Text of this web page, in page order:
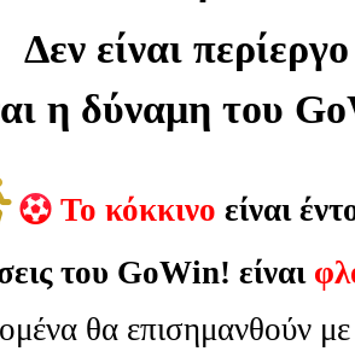
Δεν είναι περίεργο
η δύναμη του
Το κόκκινο είναι
του GoWin! είναι
θα επισημανθούν